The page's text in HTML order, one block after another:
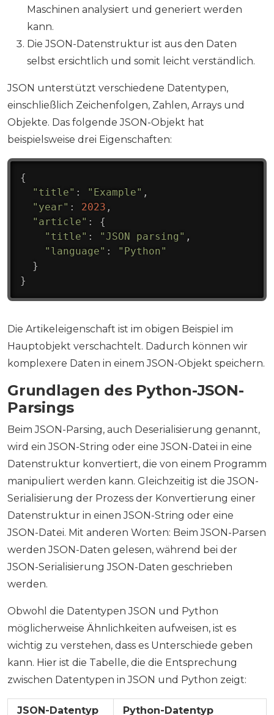
Maschinen analysiert und generiert werden
kann.
Die JSON-Datenstruktur ist aus den Daten
selbst ersichtlich und somit leicht verständlich.
JSON unterstützt verschiedene Datentypen,
einschließlich Zeichenfolgen, Zahlen, Arrays und
Objekte. Das folgende JSON-Objekt hat
beispielsweise drei Eigenschaften:
{
"title" : "Example" ,
"year" : 2023 ,
"article" :
{
"title" : "JSON parsing" ,
"language" :
"Python"
}
}
Die Artikeleigenschaft ist im obigen Beispiel im
Hauptobjekt verschachtelt. Dadurch können wir
komplexere Daten in einem JSON-Objekt speichern.
Grundlagen des Python-JSON-
Parsings
Beim JSON-Parsing, auch Deserialisierung genannt,
wird ein JSON-String oder eine JSON-Datei in eine
Datenstruktur konvertiert, die von einem Programm
manipuliert werden kann. Gleichzeitig ist die JSON-
Serialisierung der Prozess der Konvertierung einer
Datenstruktur in einen JSON-String oder eine
JSON-Datei. Mit anderen Worten: Beim JSON-Parsen
werden JSON-Daten gelesen, während bei der
JSON-Serialisierung JSON-Daten geschrieben
werden.
Obwohl die Datentypen JSON und Python
möglicherweise Ähnlichkeiten aufweisen, ist es
wichtig zu verstehen, dass es Unterschiede geben
kann. Hier ist die Tabelle, die die Entsprechung
zwischen Datentypen in JSON und Python zeigt:
JSON-Datentyp Python-Datentyp